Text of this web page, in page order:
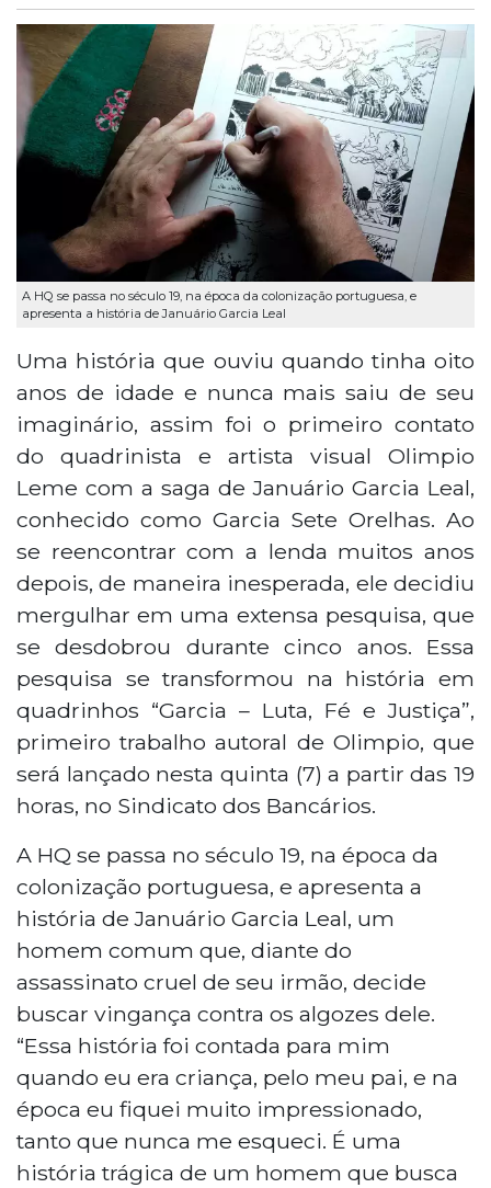
A HQ se passa no século 19, na época da colonização portuguesa, e
apresenta a história de Januário Garcia Leal
Uma história que ouviu quando tinha oito
anos de idade e nunca mais saiu de seu
imaginário, assim foi o primeiro contato
do quadrinista e artista visual Olimpio
Leme com a saga de Januário Garcia Leal,
conhecido como Garcia Sete Orelhas. Ao
se reencontrar com a lenda muitos anos
depois, de maneira inesperada, ele decidiu
mergulhar em uma extensa pesquisa, que
se desdobrou durante cinco anos. Essa
pesquisa se transformou na história em
quadrinhos “Garcia – Luta, Fé e Justiça”,
primeiro trabalho autoral de Olimpio, que
será lançado nesta quinta (7) a partir das 19
horas, no Sindicato dos Bancários.
A HQ se passa no século 19, na época da
colonização portuguesa, e apresenta a
história de Januário Garcia Leal, um
homem comum que, diante do
assassinato cruel de seu irmão, decide
buscar vingança contra os algozes dele.
“Essa história foi contada para mim
quando eu era criança, pelo meu pai, e na
época eu fiquei muito impressionado,
tanto que nunca me esqueci. É uma
história trágica de um homem que busca